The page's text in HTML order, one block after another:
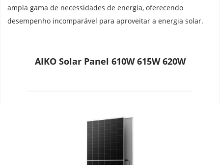
ampla gama de necessidades de energia, oferecendo
desempenho incomparável para aproveitar a energia solar.
AIKO Solar Panel 610W 615W 620W